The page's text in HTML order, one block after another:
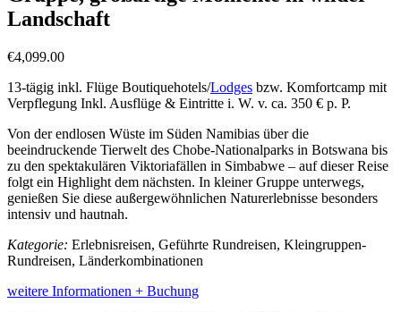
Landschaft
€4,099.00
13-tägig inkl. Flüge Boutiquehotels/Lodges bzw. Komfortcamp mit
Verpflegung Inkl. Ausflüge & Eintritte i. W. v. ca. 350 € p. P.
Von der endlosen Wüste im Süden Namibias über die
beeindruckende Tierwelt des Chobe-Nationalparks in Botswana bis
zu den spektakulären Viktoriafällen in Simbabwe – auf dieser Reise
folgt ein Highlight dem nächsten. In kleiner Gruppe unterwegs,
genießen Sie diese außergewöhnlichen Naturerlebnisse besonders
intensiv und hautnah.
Kategorie: Erlebnisreisen, Geführte Rundreisen, Kleingruppen-
Rundreisen, Länderkombinationen
weitere Informationen + Buchung